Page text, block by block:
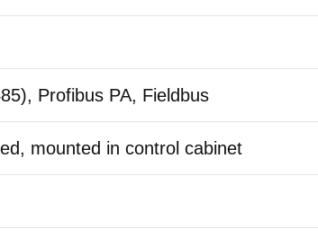
Profibus PA, Fieldbus
mounted in control cabinet